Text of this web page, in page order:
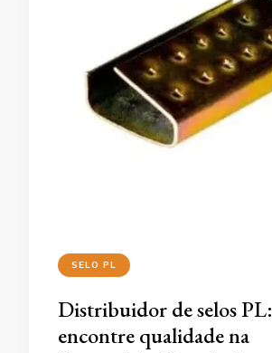
SELO PL
Distribuidor de selos PL:
encontre qualidade na